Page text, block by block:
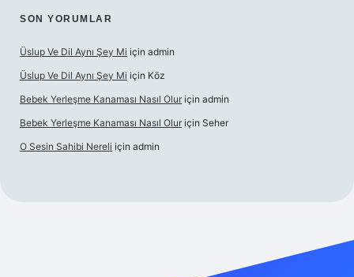
SON YORUMLAR
Üslup Ve Dil Aynı Şey Mi için admin
Üslup Ve Dil Aynı Şey Mi için Köz
Bebek Yerleşme Kanaması Nasıl Olur için admin
Bebek Yerleşme Kanaması Nasıl Olur için Seher
O Sesin Sahibi Nereli için admin